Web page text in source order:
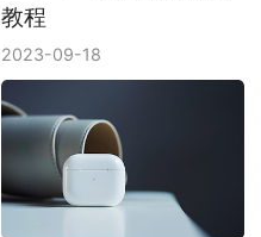
教程
2023-09-18